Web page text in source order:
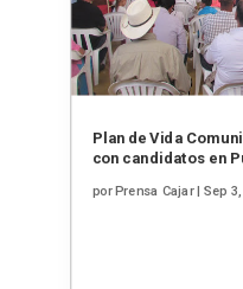
Plan de Vida
con candidatos en
porPrensa Cajar| Sep